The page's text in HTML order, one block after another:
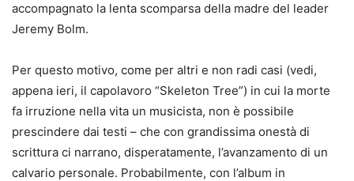
accompagnato la lenta scomparsa della madre del leader
Jeremy Bolm.
Per questo motivo, come per altri e non radi casi (vedi,
appena ieri, il capolavoro “Skeleton Tree”) in cui la morte
fa irruzione nella vita un musicista, non è possibile
prescindere dai testi – che con grandissima onestà di
scrittura ci narrano, disperatamente, l’avanzamento di un
calvario personale. Probabilmente, con l’album in